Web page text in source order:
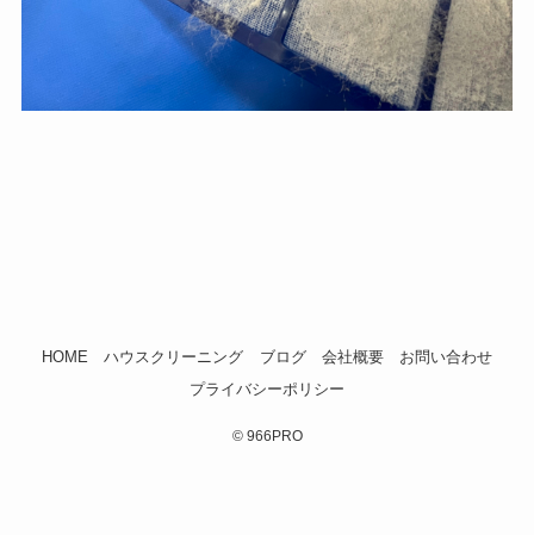
HOME ハウスクリーニング ブログ 会社概要
お問い合わせ
プライバシーポリシー
©966PRO